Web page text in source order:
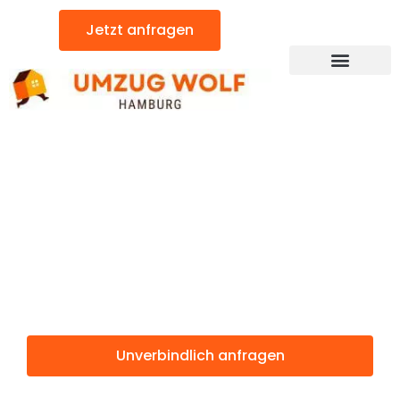
Jetzt anfragen
Unverbindlich anfragen